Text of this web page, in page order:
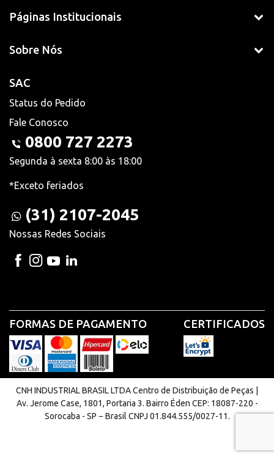
Páginas Institucionais
Sobre Nós
SAC
Status do Pedido
Fale Conosco
0800 727 2273
Segunda à sexta 8:00 às 18:00
*Exceto feriados
(31) 2107-2045
Nossas Redes Sociais
FORMAS DE PAGAMENTO CERTIFICADOS
CNH INDUSTRIAL BRASIL LTDA Centro de Distribuição de Peças |
Av. Jerome Case, 1801, Portaria 3. Bairro Éden CEP: 18087-220 -
Sorocaba - SP − Brasil CNPJ 01.844.555/0027-11.